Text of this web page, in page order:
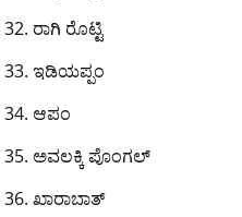
ರಾಗಿ ರೊಟ್ಟಿ
ಇಡಿಯಪ್ಪಂ
ಆಪಂ
ಅವಲಕ್ಕಿ ಪೊಂಗಲ್
ಖಾರಾಬಾತ್